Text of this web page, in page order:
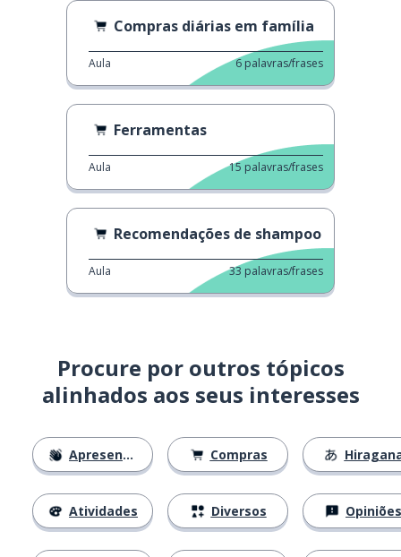
Compras diárias em família
Aula 6 palavras/frases
Ferramentas
Aula 15 palavras/frases
Recomendações de shampoo
Aula 33 palavras/frases
Procure por outros tópicos
alinhados aos seus interesses
Apresentações
Atividades
Compras
Diversos Opiniões